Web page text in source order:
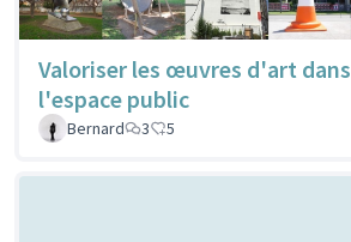
Valoriser les œuvres d'art dans
l'espace public
Bernard
3 5